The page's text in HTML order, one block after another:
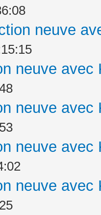
neuve
neuve avec
neuve avec
neuve avec
neuve avec